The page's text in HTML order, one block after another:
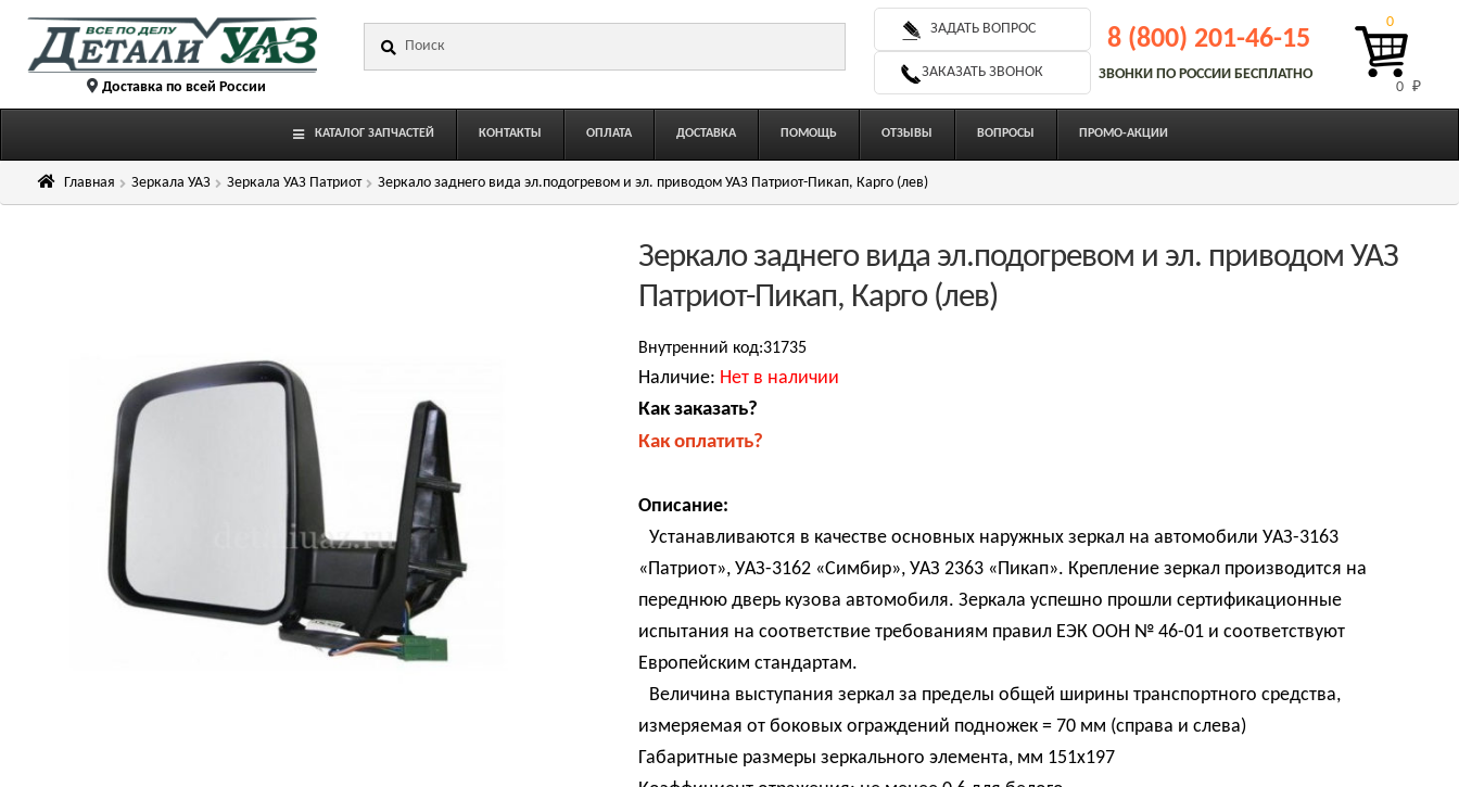
Перейти
Перейти
содержимому Доставка по всей России
ЗАДАТЬ ВОПРОС
ЗАКАЗАТЬ ЗВОНОК
8 (800) 201-46-15
ЗВОНКИ ПО РОССИИ БЕСПЛАТНО
0 ₽
0
КАТАЛОГ ЗАПЧАСТЕЙ КОНТАКТЫ ОПЛАТА ДОСТАВКА ПОМОЩЬ ОТЗЫВЫ ВОПРОСЫ ПРОМО-АКЦИИ
Главная Зеркала УАЗ Зеркала УАЗ Патриот Зеркало заднего вида эл.подогревом и эл. приводом УАЗ Патриот-Пикап, Карго (лев)
Зеркало заднего вида эл.подогревом и эл. приводом УАЗ
Патриот-Пикап, Карго (лев)
Внутренний код:31735
Наличие: Нет в наличии
Как заказать?
Как оплатить?
Описание:
Устанавливаются в качестве основных наружных зеркал на автомобили УАЗ-3163
«Патриот», УАЗ-3162 «Симбир», УАЗ 2363 «Пикап». Крепление зеркал производится на
переднюю дверь кузова автомобиля. Зеркала успешно прошли сертификационные
испытания на соответствие требованиям правил ЕЭК ООН № 46-01 и соответствуют
Европейским стандартам.
Величина выступания зеркал за пределы общей ширины транспортного средства,
измеряемая от боковых ограждений подножек = 70 мм (справа и слева)
Габаритные размеры зеркального элемента, мм 151х197